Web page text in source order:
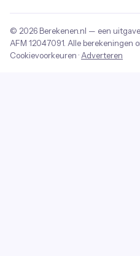
© 2026 Berekenen.nl — een
AFM 12047091 . Alle berekeningen
Cookievoorkeuren · Adverteren